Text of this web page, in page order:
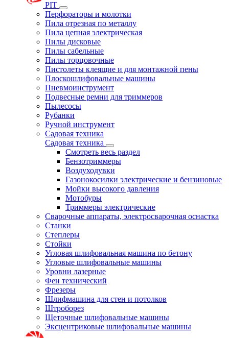
PIT
Перфораторы и молотки
Пила отрезная по металлу
Пила цепная электрическая
Пилы дисковые
Пилы сабельные
Пилы торцовочные
Пистолеты клеящие и для монтажной пены
Плоскошлифовальные машины
Пневмоинструмент
Подвесные ремни для триммеров
Пылесосы
Рубанки
Ручной инструмент
Садовая техника
Садовая техника
Смотреть весь раздел
Бензотриммеры
Воздуходувки
Газонокосилки электрические и бензиновые
Мойки высокого давления
Мотобуры
Триммеры электрические
Сварочные аппараты, электросварочная оснастка
Станки
Степлеры
Стойки
Угловая шлифовальная машина по бетону
Угловые шлифовальные машины
Уровни лазерные
Фен технический
Фрезеры
Шлифмашина для стен и потолков
Штроборез
Щеточные шлифовальные машины
Эксцентриковые шлифовальные машины